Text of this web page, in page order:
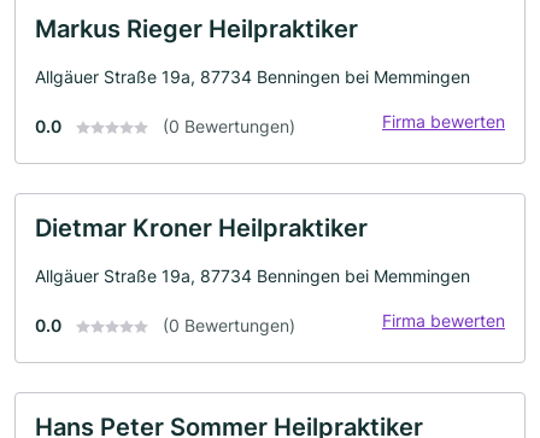
Markus Rieger Heilpraktiker
Allgäuer Straße 19a, 87734 Benningen bei Memmingen
0.0 (0 Bewertungen) Firma bewerten
Dietmar Kroner Heilpraktiker
Allgäuer Straße 19a, 87734 Benningen bei Memmingen
0.0 (0 Bewertungen) Firma bewerten
Hans Peter Sommer Heilpraktiker